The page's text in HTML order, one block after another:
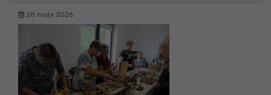
28 maja 2026